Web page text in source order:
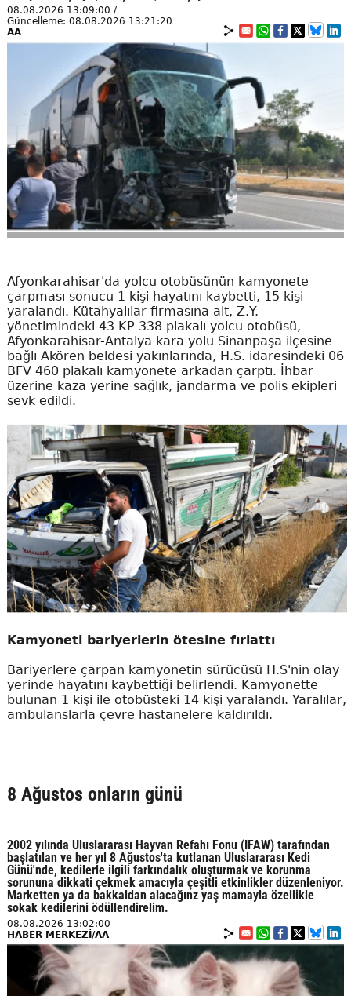
08.08.2026 13:09:00 /
Güncelleme: 08.08.2026 13:21:20
AA
Afyonkarahisar'da yolcu otobüsünün kamyonete
çarpması sonucu 1 kişi hayatını kaybetti, 15 kişi
yaralandı. Kütahyalılar firmasına ait, Z.Y.
yönetimindeki 43 KP 338 plakalı yolcu otobüsü,
Afyonkarahisar-Antalya kara yolu Sinanpaşa ilçesine
bağlı Akören beldesi yakınlarında, H.S. idaresindeki 06
BFV 460 plakalı kamyonete arkadan çarptı. İhbar
üzerine kaza yerine sağlık, jandarma ve polis ekipleri
sevk edildi.
Kamyoneti bariyerlerin ötesine fırlattı
Bariyerlere çarpan kamyonetin sürücüsü H.S'nin olay
yerinde hayatını kaybettiği belirlendi. Kamyonette
bulunan 1 kişi ile otobüsteki 14 kişi yaralandı. Yaralılar,
ambulanslarla çevre hastanelere kaldırıldı.
8 Ağustos onların günü
2002 yılında Uluslararası Hayvan Refahı Fonu (IFAW) tarafından
başlatılan ve her yıl 8 Ağustos'ta kutlanan Uluslararası Kedi
Günü'nde, kedilerle ilgili farkındalık oluşturmak ve korunma
sorununa dikkati çekmek amacıyla çeşitli etkinlikler düzenleniyor.
Marketten ya da bakkaldan alacağınz yaş mamayla özellikle
sokak kedilerini ödüllendirelim.
08.08.2026 13:02:00
HABER MERKEZİ/AA